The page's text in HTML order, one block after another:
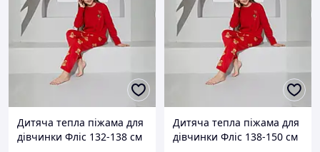
Дитяча тепла піжама для
дівчинки Фліс 132-138 см
Дитяча тепла піжама для
дівчинки Фліс 138-150 см